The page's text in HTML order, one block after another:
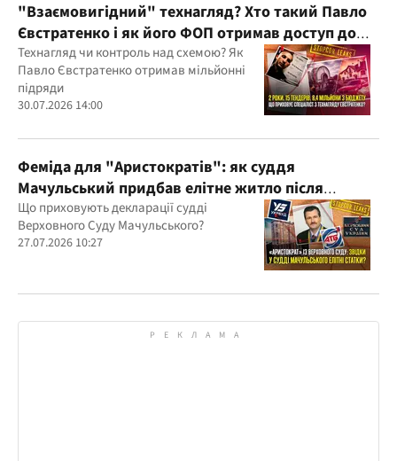
"Взаємовигідний" технагляд? Хто такий Павло
Євстратенко і як його ФОП отримав доступ до
бюджетних мільйонів?
Технагляд чи контроль над схемою? Як
Павло Євстратенко отримав мільйонні
підряди
30.07.2026 14:00
Феміда для "Аристократів": як суддя
Мачульський придбав елітне житло після
вердикту на користь забудовника?
Що приховують декларації судді
Верховного Суду Мачульського?
27.07.2026 10:27